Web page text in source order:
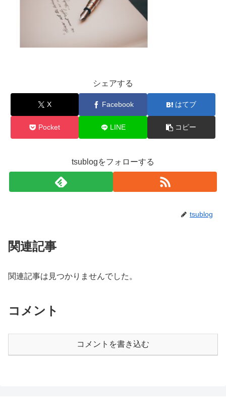
シェアする
X Facebook はてブ
Pocket LINE コピー
tsublogをフォローする
tsublog
関連記事
関連記事は見つかりませんでした。
コメント
コメントを書き込む